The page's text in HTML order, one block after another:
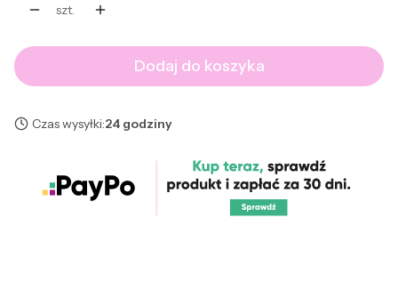
szt.
Dodaj do koszyka
Czas wysyłki:24 godziny